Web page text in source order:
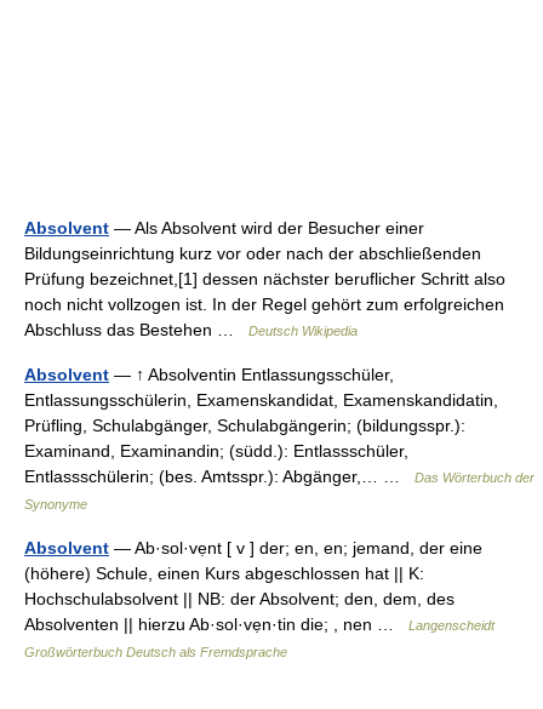
Absolvent — Als Absolvent wird der Besucher einer
Bildungseinrichtung kurz vor oder nach der abschließenden
Prüfung bezeichnet,[1] dessen nächster beruflicher Schritt also
noch nicht vollzogen ist. In der Regel gehört zum erfolgreichen
Abschluss das Bestehen …
Deutsch Wikipedia
Absolvent — ↑ Absolventin Entlassungsschüler,
Entlassungsschülerin, Examenskandidat, Examenskandidatin,
Prüfling, Schulabgänger, Schulabgängerin; (bildungsspr.):
Examinand, Examinandin; (südd.): Entlassschüler,
Entlassschülerin; (bes. Amtsspr.): Abgänger,… …
Das Wörterbuch der
Synonyme
Absolvent — Ab·sol·vẹnt [ v ] der; en, en; jemand, der eine
(höhere) Schule, einen Kurs abgeschlossen hat || K:
Hochschulabsolvent || NB: der Absolvent; den, dem, des
Absolventen || hierzu Ab·sol·vẹn·tin die; , nen …
Langenscheidt
Großwörterbuch Deutsch als Fremdsprache